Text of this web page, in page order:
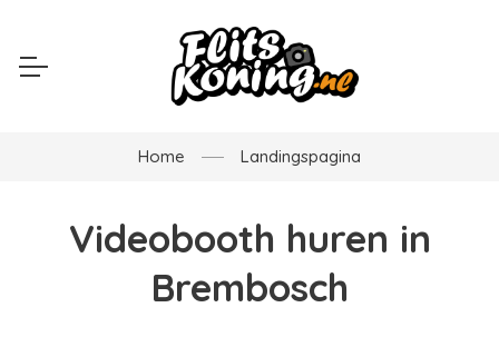
Home Landingspagina
Videobooth huren in
Brembosch